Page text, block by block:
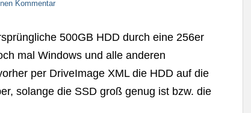
Kommentar
500GB HDD durch eine 256er
mal Windows und alle anderen
per DriveImage XML die HDD auf die
solange die SSD groß genug ist bzw. die